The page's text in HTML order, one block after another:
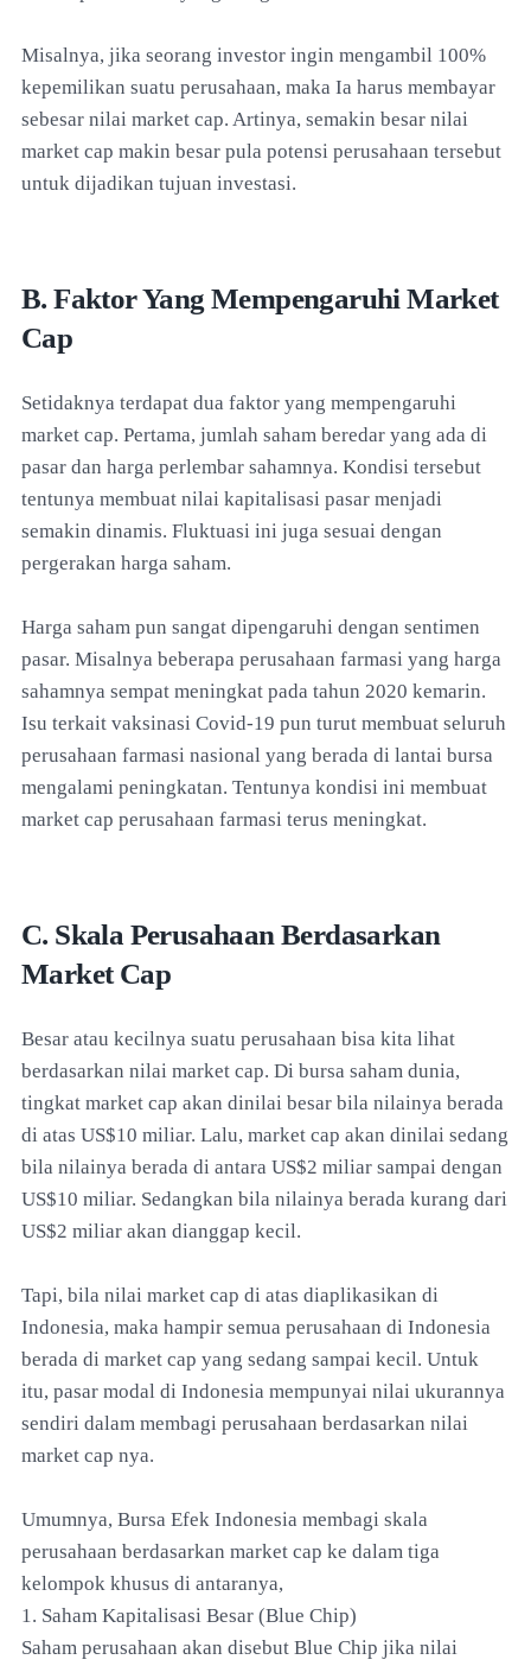
Misalnya, jika seorang investor ingin mengambil 100%
kepemilikan suatu perusahaan, maka Ia harus membayar
sebesar nilai market cap. Artinya, semakin besar nilai
market cap makin besar pula potensi perusahaan tersebut
untuk dijadikan tujuan investasi.
B. Faktor Yang Mempengaruhi Market
Cap
Setidaknya terdapat dua faktor yang mempengaruhi
market cap. Pertama, jumlah saham beredar yang ada di
pasar dan harga perlembar sahamnya. Kondisi tersebut
tentunya membuat nilai kapitalisasi pasar menjadi
semakin dinamis. Fluktuasi ini juga sesuai dengan
pergerakan harga saham.
Harga saham pun sangat dipengaruhi dengan sentimen
pasar. Misalnya beberapa perusahaan farmasi yang harga
sahamnya sempat meningkat pada tahun 2020 kemarin.
Isu terkait vaksinasi Covid-19 pun turut membuat seluruh
perusahaan farmasi nasional yang berada di lantai bursa
mengalami peningkatan. Tentunya kondisi ini membuat
market cap perusahaan farmasi terus meningkat.
C. Skala Perusahaan Berdasarkan
Market Cap
Besar atau kecilnya suatu perusahaan bisa kita lihat
berdasarkan nilai market cap. Di bursa saham dunia,
tingkat market cap akan dinilai besar bila nilainya berada
di atas US$10 miliar. Lalu, market cap akan dinilai sedang
bila nilainya berada di antara US$2 miliar sampai dengan
US$10 miliar. Sedangkan bila nilainya berada kurang dari
US$2 miliar akan dianggap kecil.
Tapi, bila nilai market cap di atas diaplikasikan di
Indonesia, maka hampir semua perusahaan di Indonesia
berada di market cap yang sedang sampai kecil. Untuk
itu, pasar modal di Indonesia mempunyai nilai ukurannya
sendiri dalam membagi perusahaan berdasarkan nilai
market cap nya.
Umumnya, Bursa Efek Indonesia membagi skala
perusahaan berdasarkan market cap ke dalam tiga
kelompok khusus di antaranya,
1. Saham Kapitalisasi Besar (Blue Chip)
Saham perusahaan akan disebut Blue Chip jika nilai